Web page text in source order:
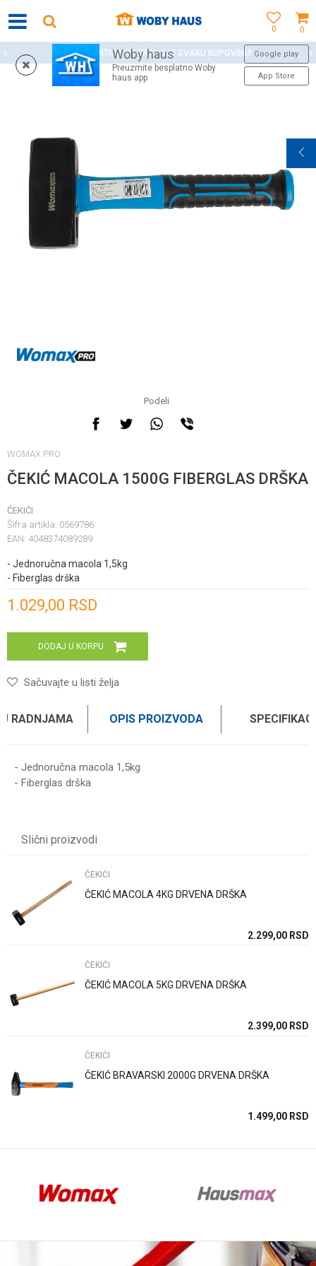
0
0
Woby haus
Preuzmite besplatno Woby
haus app
Google play
App Store
WOBY KARTICA NAGRAĐUJE SVAKU KUPOVINU!
Podeli
WOMAX PRO
ČEKIĆ MACOLA 1500G FIBERGLAS DRŠKA
ČEKIĆI
Šifra artikla: 0569786
EAN: 4048374089289
- Jednoručna macola 1,5kg
- Fiberglas drška
1.029,00 RSD
DODAJ U KORPU
Sačuvajte u listi želja
RADNJAMA OPIS PROIZVODA
- Jednoručna macola 1,5kg
- Fiberglas drška
Poruka
Slični proizvodi
ČEKIĆI
ČEKIĆ MACOLA 4KG DRVENA DRŠKA
2.299,00 RSD
ČEKIĆI
ČEKIĆ MACOLA 5KG DRVENA DRŠKA
2.399,00 RSD
ČEKIĆI
ČEKIĆ BRAVARSKI 2000G DRVENA DRŠKA
1.499,00 RSD